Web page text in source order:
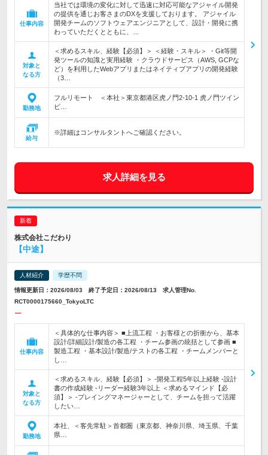
仕事内容
当社では環境の変化に対して迅速に対応可能なアジャイル開発
の提供を通じお客さまのDXを支援しております。 アジャイル
開発チームのソフトウェアエンジニアとして、設計・開発に携
わっていただくとともに、…
対象と
なる方
＜求めるスキル、経験【必須】＞ ＜経験・スキル＞ ・Git等開
発ツールの知識と実用経験 ・クラウドサービス（AWS, GCPな
ど）を利用したWebアプリまたはネイティブアプリの開発経験
（3…
勤務地
フルリモート ＜本社＞東京都港区虎ノ門2-10-1 虎ノ門ツイン
ビ…
給与
※詳細はコンサルタントへご確認ください。
求人詳細を見る
株式会社こだわり
【中途】
人材紹介 学歴不問
情報更新日：2026/08/03 終了予定日：2026/08/13 求人管理No.
RCT0000175660_TokyoLTC
ー
仕事内容
＜具体的な仕事内容＞ ■上流工程 ・お客様との折衝から、基本
設計/詳細設計/製造の各工程 ・チーム参画の統括として参画 ■
製造工程 ・基本設計/製造/テストの各工程 ・チームメンバーと
し…
対象と
なる方
＜求めるスキル、経験【必須】＞ -開発工程5年以上経験 -設計
書の作成経験 -リーダー経験3年以上 ＜求めるマインド【必
須】＞ -プレイングマネージャーとして、チームを担って活躍
したい…
勤務地
本社、＜客先常駐＞首都圏（東京都、神奈川県、埼玉県、千葉
県…